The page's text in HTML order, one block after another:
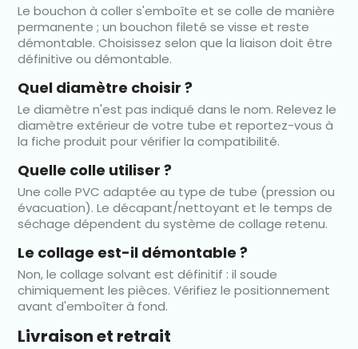
Le bouchon à coller s'emboîte et se colle de manière
permanente ; un bouchon fileté se visse et reste
démontable. Choisissez selon que la liaison doit être
définitive ou démontable.
Quel diamètre choisir ?
Le diamètre n'est pas indiqué dans le nom. Relevez le
diamètre extérieur de votre tube et reportez-vous à
la fiche produit pour vérifier la compatibilité.
Quelle colle utiliser ?
Une colle PVC adaptée au type de tube (pression ou
évacuation). Le décapant/nettoyant et le temps de
séchage dépendent du système de collage retenu.
Le collage est-il démontable ?
Non, le collage solvant est définitif : il soude
chimiquement les pièces. Vérifiez le positionnement
avant d'emboîter à fond.
Livraison et retrait